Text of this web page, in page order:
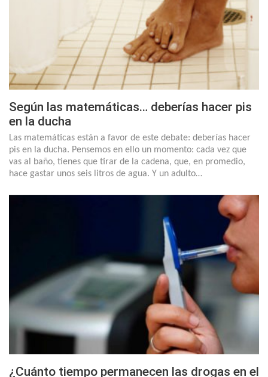
Según las matemáticas… deberías hacer pis
en la ducha
Las matemáticas están a favor de este debate: deberías hacer
pis en la ducha. Pensemos en ello un momento: cada vez que
vas al baño, tienes que tirar de la cadena, que, en promedio,
hace gastar unos seis litros de agua. Y un adulto…
¿Cuánto tiempo permanecen las drogas en el